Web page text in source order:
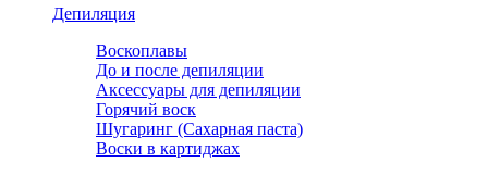
Депиляция
Воскоплавы
До и после депиляции
Аксессуары для депиляции
Горячий воск
Шугаринг (Сахарная паста)
Воски в картиджах